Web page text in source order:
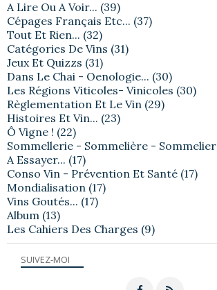
SUIVEZ-MOI
A Lire Ou A Voir... (39)
Cépages Français Etc... (37)
Tout Et Rien... (32)
Catégories De Vins (31)
Jeux Et Quizzs (31)
Dans Le Chai - Oenologie... (30)
Les Régions Viticoles- Vinicoles (30)
Règlementation Et Le Vin (29)
Histoires Et Vin... (23)
Ô Vigne ! (22)
Sommellerie - Sommelière - Sommelier
A Essayer... (17)
Conso Vin - Prévention Et Santé (17)
Mondialisation (17)
Vins Goutés... (17)
Album (13)
Les Cahiers Des Charges (9)